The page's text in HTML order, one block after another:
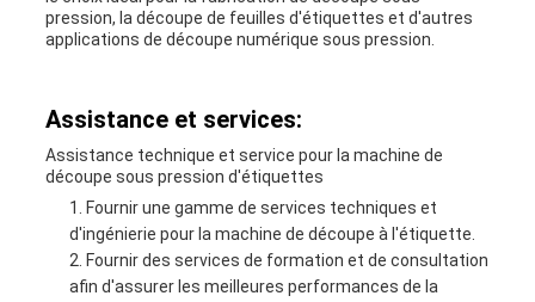
pression, la découpe de feuilles d'étiquettes et d'autres
applications de découpe numérique sous pression.
Assistance et services:
Assistance technique et service pour la machine de
découpe sous pression d'étiquettes
Fournir une gamme de services techniques et
d'ingénierie pour la machine de découpe à l'étiquette.
Fournir des services de formation et de consultation
afin d'assurer les meilleures performances de la